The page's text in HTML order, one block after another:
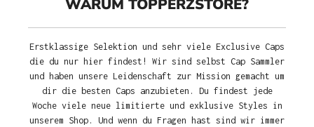
WARUM TOPPERZSTORE?
Erstklassige Selektion und sehr viele Exclusive Caps
die du nur hier findest! Wir sind selbst Cap Sammler
und haben unsere Leidenschaft zur Mission gemacht um
dir die besten Caps anzubieten. Du findest jede
Woche viele neue limitierte und exklusive Styles in
unserem Shop. Und wenn du Fragen hast sind wir immer